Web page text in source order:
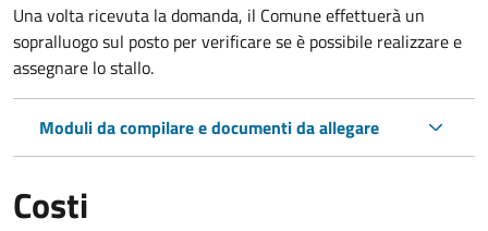
Una volta ricevuta la domanda, il Comune effettuerà un
sopralluogo sul posto per verificare se è possibile realizzare e
assegnare lo stallo.
Moduli da compilare e documenti da allegare
Costi